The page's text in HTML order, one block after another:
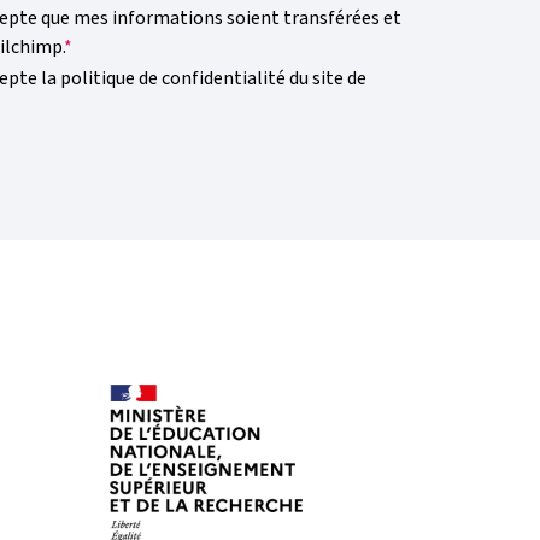
que mes informations soient transférées et
la politique de confidentialité du site de